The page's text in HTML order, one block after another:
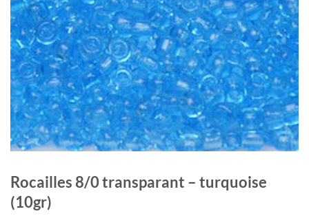
Rocailles 8/0 transparant – turquoise
(10gr)